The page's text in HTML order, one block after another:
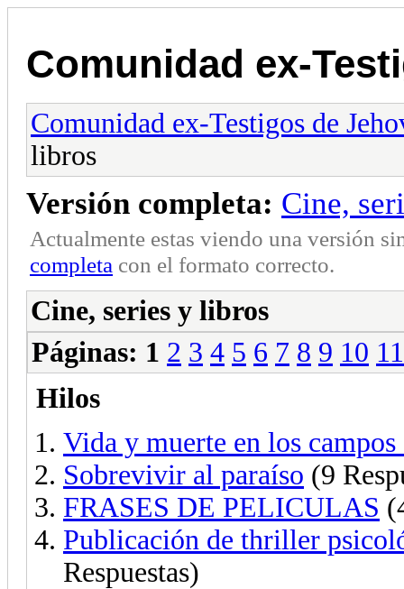
Comunidad ex-
Comunidad ex-Testigos de
libros
Versión completa: Cine,
Actualmente estas viendo una versión
completa con el formato correcto.
Cine, series y libros
Páginas: 1 2 3 4 5 6 7 8 9 10 11
Hilos
Vida y muerte en los
Sobrevivir al paraíso (9
FRASES DE PELICULAS
Publicación de thriller
Respuestas)